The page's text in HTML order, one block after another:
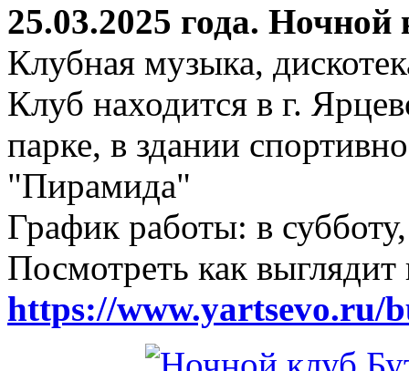
25.03.2025 года.
Клубная музыка,
Клуб находится в г.
парке, в здании
"Пирамида"
График работы: в
Посмотреть как
https://www.yartsevo.ru/